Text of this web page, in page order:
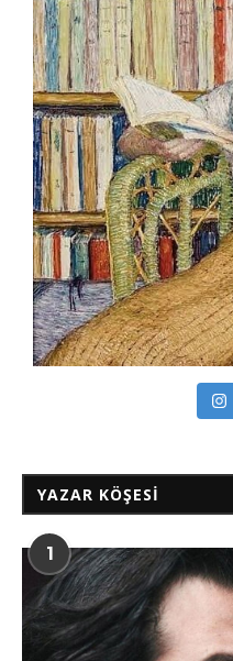
YAZAR KÖŞESI
1